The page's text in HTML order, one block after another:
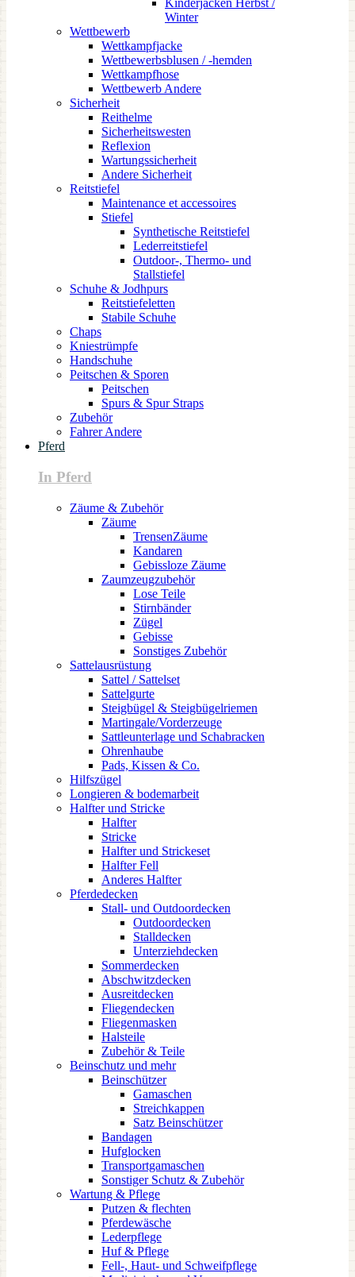
Kinderjacken Herbst /
Winter
Wettbewerb
Wettkampfjacke
Wettbewerbsblusen / -hemden
Wettkampfhose
Wettbewerb Andere
Sicherheit
Reithelme
Sicherheitswesten
Reflexion
Wartungssicherheit
Andere Sicherheit
Reitstiefel
Maintenance et accessoires
Stiefel
Synthetische Reitstiefel
Lederreitstiefel
Outdoor-, Thermo- und
Stallstiefel
Schuhe & Jodhpurs
Reitstiefeletten
Stabile Schuhe
Chaps
Kniestrümpfe
Handschuhe
Peitschen & Sporen
Peitschen
Spurs & Spur Straps
Zubehör
Fahrer Andere
Pferd
In Pferd
Zäume & Zubehör
Zäume
TrensenZäume
Kandaren
Gebissloze Zäume
Zaumzeugzubehör
Lose Teile
Stirnbänder
Zügel
Gebisse
Sonstiges Zubehör
Sattelausrüstung
Sattel / Sattelset
Sattelgurte
Steigbügel & Steigbügelriemen
Martingale/Vorderzeuge
Sattleunterlage und Schabracken
Ohrenhaube
Pads, Kissen & Co.
Hilfszügel
Longieren & bodemarbeit
Halfter und Stricke
Halfter
Stricke
Halfter und Strickeset
Halfter Fell
Anderes Halfter
Pferdedecken
Stall- und Outdoordecken
Outdoordecken
Stalldecken
Unterziehdecken
Sommerdecken
Abschwitzdecken
Ausreitdecken
Fliegendecken
Fliegenmasken
Halsteile
Zubehör & Teile
Beinschutz und mehr
Beinschützer
Gamaschen
Streichkappen
Satz Beinschützer
Bandagen
Hufglocken
Transportgamaschen
Sonstiger Schutz & Zubehör
Wartung & Pflege
Putzen & flechten
Pferdewäsche
Lederpflege
Huf & Pflege
Fell-, Haut- und Schweifpflege